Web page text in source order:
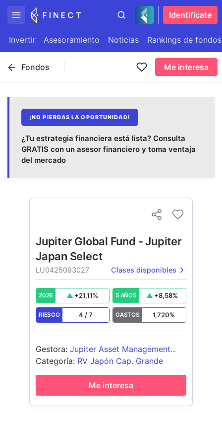
Identifícate
Invertir Asesoramiento Noticias Rankings de fondos
Fondos Me interesa
¡NO PIERDAS LA OPORTUNIDAD!
¿Tu estrategia financiera está lista? Consulta
GRATIS con un asesor financiero y toma ventaja
del mercado
Jupiter Global Fund - Jupiter
Japan Select
LU0425093027 Clases disponibles
2026 +21,11% 5 AÑOS +8,58%
RIESGO 4 /7 GASTOS 1,720%
Gestora: Jupiter Asset Management
International S.A.
Categoría: RV Japón Cap. Grande
Me interesa